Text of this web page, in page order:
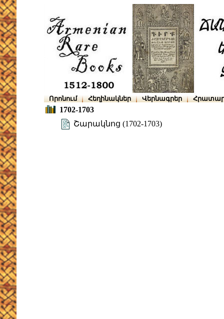
Որոնում Հեղինակներ Վերնագրեր
1702-1703
Շարակնոց (1702-1703)